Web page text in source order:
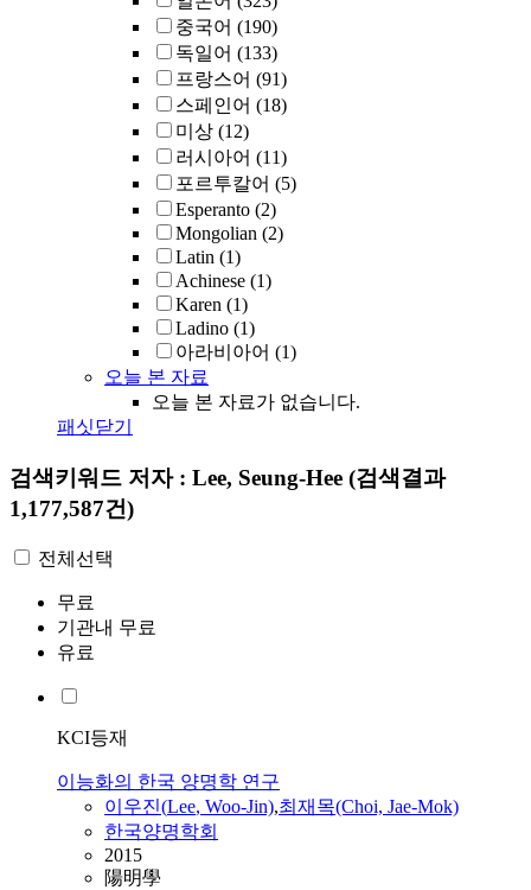
중국어 (190)
독일어 (133)
프랑스어 (91)
스페인어 (18)
미상 (12)
러시아어 (11)
포르투칼어 (5)
Esperanto (2)
Mongolian (2)
Latin (1)
Achinese (1)
Karen (1)
Ladino (1)
아라비아어 (1)
오늘 본 자료
오늘 본 자료가 없습니다.
패싯닫기
검색키워드 저자 : Lee, Seung-Hee (검색결과
1,177,587건)
전체선택
무료
기관내 무료
유료
KCI등재
이능화의 한국 양명학 연구
이우진(Lee, Woo-Jin),최재목(Choi, Jae-Mok)
한국양명학회
2015
陽明學